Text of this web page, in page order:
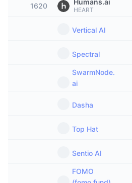
Tendances
Technologie
ETF sur les cryptos
ETF Bitcoin
ETF Ethereum
Analyse technique
1620 Humans.ai
HEART
Vertical AI
Spectral
SwarmNode.
ai
Dasha
Top Hat
Sentio AI
FOMO